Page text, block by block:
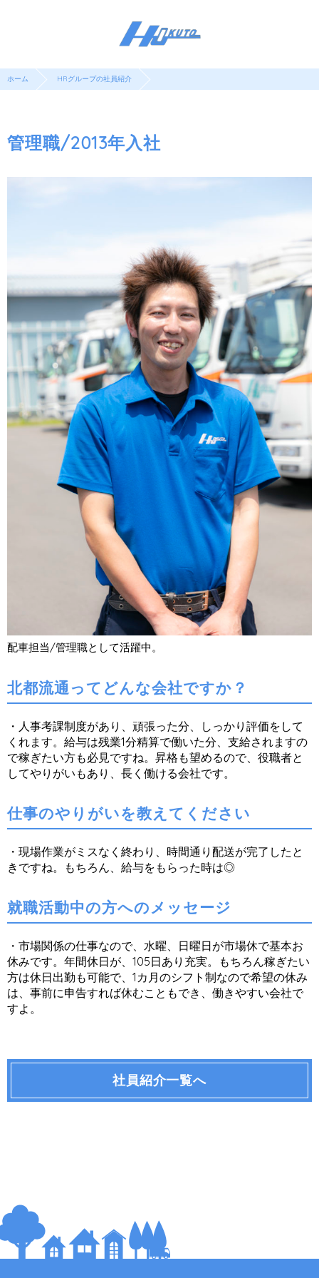
ホーム HRグループの社員紹介
管理職/2013年入社
配車担当/管理職として活躍中。
北都流通ってどんな会社ですか？
・人事考課制度があり、頑張った分、しっかり評価をして
くれます。給与は残業1分精算で働いた分、支給されますの
で稼ぎたい方も必見ですね。昇格も望めるので、役職者と
してやりがいもあり、長く働ける会社です。
仕事のやりがいを教えてください
・現場作業がミスなく終わり、時間通り配送が完了したと
きですね。もちろん、給与をもらった時は◎
就職活動中の方へのメッセージ
・市場関係の仕事なので、水曜、日曜日が市場休で基本お
休みです。年間休日が、105日あり充実。もちろん稼ぎたい
方は休日出勤も可能で、1カ月のシフト制なので希望の休み
は、事前に申告すれば休むこともでき、働きやすい会社で
すよ。
社員紹介一覧へ